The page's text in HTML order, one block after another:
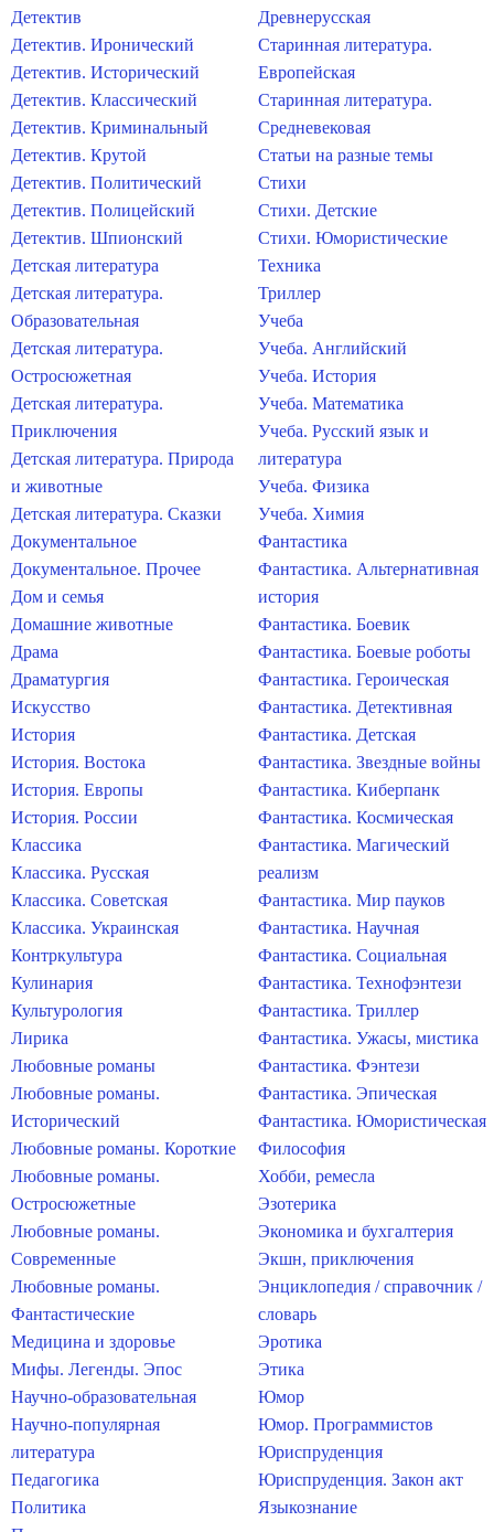
Детектив
Детектив. Иронический
Детектив. Исторический
Детектив. Классический
Детектив. Криминальный
Детектив. Крутой
Детектив. Политический
Детектив. Полицейский
Детектив. Шпионский
Детская литература
Детская литература.
Образовательная
Детская литература.
Остросюжетная
Детская литература.
Приключения
Детская литература. Природа
и животные
Детская литература. Сказки
Документальное
Документальное. Прочее
Дом и семья
Домашние животные
Драма
Драматургия
Искусство
История
История. Востока
История. Европы
История. России
Классика
Классика. Русская
Классика. Советская
Классика. Украинская
Контркультура
Кулинария
Культурология
Лирика
Любовные романы
Любовные романы.
Исторический
Любовные романы. Короткие
Любовные романы.
Остросюжетные
Любовные романы.
Современные
Любовные романы.
Фантастические
Медицина и здоровье
Мифы. Легенды. Эпос
Научно-образовательная
Научно-популярная
литература
Педагогика
Политика
Древнерусская
Старинная литература.
Европейская
Старинная литература.
Средневековая
Статьи на разные темы
Стихи
Стихи. Детские
Стихи. Юмористические
Техника
Триллер
Учеба
Учеба. Английский
Учеба. История
Учеба. Математика
Учеба. Русский язык и
литература
Учеба. Физика
Учеба. Химия
Фантастика
Фантастика. Альтернативная
история
Фантастика. Боевик
Фантастика. Боевые роботы
Фантастика. Героическая
Фантастика. Детективная
Фантастика. Детская
Фантастика. Звездные войны
Фантастика. Киберпанк
Фантастика. Космическая
Фантастика. Магический
реализм
Фантастика. Мир пауков
Фантастика. Научная
Фантастика. Социальная
Фантастика. Технофэнтези
Фантастика. Триллер
Фантастика. Ужасы, мистика
Фантастика. Фэнтези
Фантастика. Эпическая
Фантастика. Юмористическая
Философия
Хобби, ремесла
Эзотерика
Экономика и бухгалтерия
Экшн, приключения
Энциклопедия / справочник /
словарь
Эротика
Этика
Юмор
Юмор. Программистов
Юриспруденция
Юриспруденция. Закон акт
Языкознание